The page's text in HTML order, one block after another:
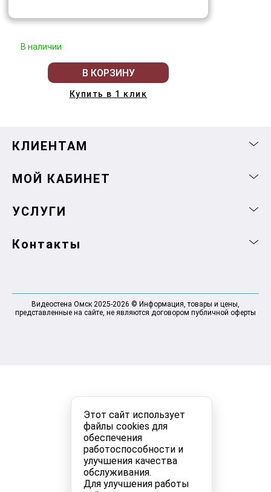
Этот сайт использует
файлы cookies для
обеспечения
работоспособности и
улучшения качества
обслуживания.
Для улучшения работы
В наличии
В КОРЗИНУ
Купить в 1 клик
КЛИЕНТАМ
МОЙ КАБИНЕТ
УСЛУГИ
Контакты
Видеостена Омск 2025-2026 © Информация, товары и цены,
представленные на сайте, не являются договором публичной оферты